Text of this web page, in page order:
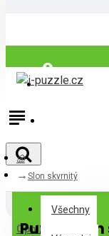
Přihlásit
Všechny
Všechny
0 položek - 0Kč
Slon skvrnitý
Puzzle